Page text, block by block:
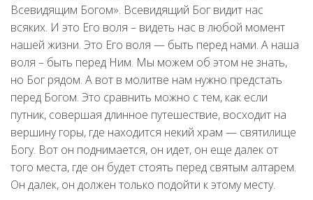
Всевидящим Богом». Всевидящий Бог видит нас
всяких. И это Его воля – видеть нас в любой момент
нашей жизни. Это Его воля — быть перед нами. А наша
воля – быть перед Ним. Мы можем об этом не знать,
но Бог рядом. А вот в молитве нам нужно предстать
перед Богом. Это сравнить можно с тем, как если
путник, совершая длинное путешествие, восходит на
вершину горы, где находится некий храм — святилище
Богу. Вот он поднимается, он идет, он еще далек от
того места, где он будет стоять перед святым алтарем.
Он далек, он должен только подойти к этому месту.